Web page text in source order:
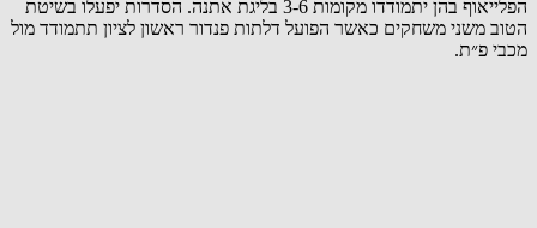
הפלייאוף בהן יתמודדו מקומות 3-6 בליגת אתנה. הסדרות יפעלו בשיטת
הטוב משני משחקים כאשר הפועל דלתות פנדור ראשון לציון תתמודד מול
מכבי פ״ת.